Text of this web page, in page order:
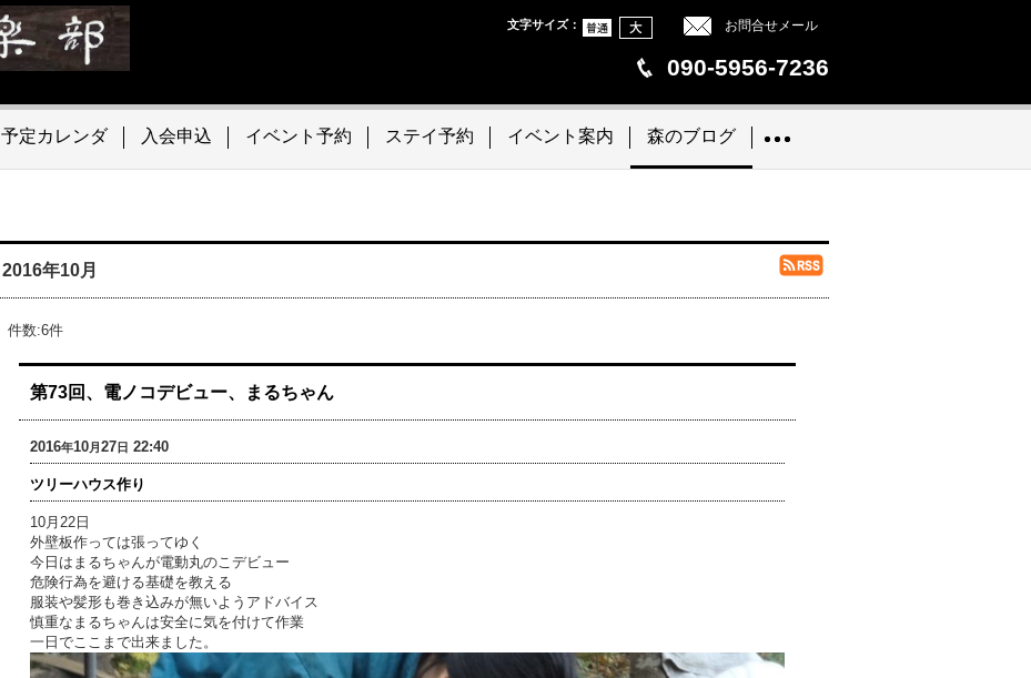
お問合せメール
文字サイズ：
090-5956-7236
予定カレンダ 入会申込 イベント予約 ステイ予約 イベント案内 森のブログ
2016年10月
件数:6件
第73回、電ノコデビュー、まるちゃん
2016年10月27日 22:40
ツリーハウス作り
10月22日
外壁板作っては張ってゆく
今日はまるちゃんが電動丸のこデビュー
危険行為を避ける基礎を教える
服装や髪形も巻き込みが無いようアドバイス
慎重なまるちゃんは安全に気を付けて作業
一日でここまで出来ました。